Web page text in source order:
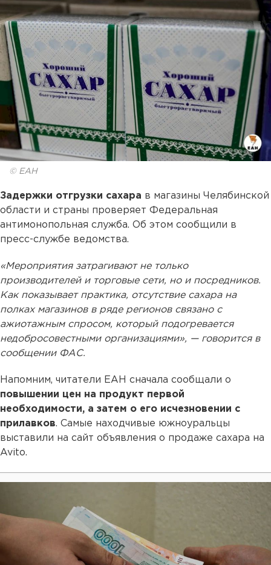
© ЕАН
Задержки отгрузки сахара в магазины Челябинской
области и страны проверяет Федеральная
антимонопольная служба. Об этом сообщили в
пресс-службе ведомства.
«Мероприятия затрагивают не только
производителей и торговые сети, но и посредников.
Как показывает практика, отсутствие сахара на
полках магазинов в ряде регионов связано с
ажиотажным спросом, который подогревается
недобросовестными организациями», — говорится в
сообщении ФАС.
Напомним, читатели ЕАН сначала сообщали о
повышении цен на продукт первой
необходимости, а затем о его исчезновении с
прилавков. Самые находчивые южноуральцы
выставили на сайт объявления о продаже сахара на
Avito.